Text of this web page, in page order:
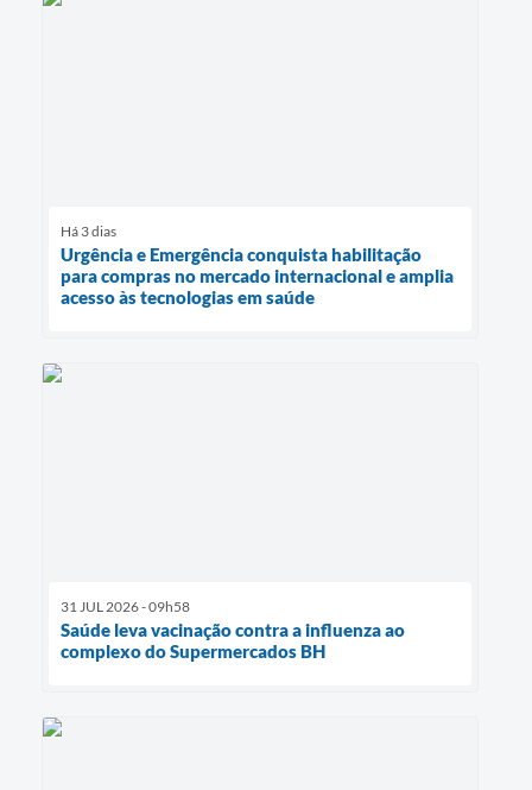
Há 3 dias
Urgência e Emergência conquista habilitação
para compras no mercado internacional e amplia
acesso às tecnologias em saúde
31 JUL 2026 - 09h58
Saúde leva vacinação contra a influenza ao
complexo do Supermercados BH